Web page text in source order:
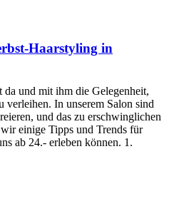
Haarstyling in
und mit ihm die Gelegenheit,
verleihen. In unserem Salon sind
und das zu erschwinglichen
einige Tipps und Trends für
ab 24.- erleben können. 1.